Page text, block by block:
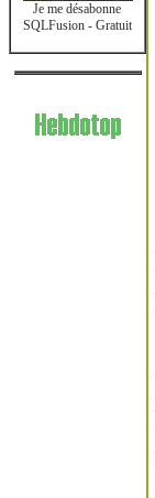
Je me désabonne
SQLFusion - Gratuit